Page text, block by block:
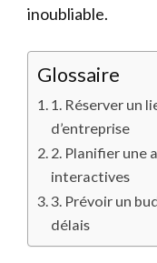
inoubliable.
Glossaire
1. Réserver un
d’entreprise
2. Planifier une
interactives
3. Prévoir un
délais